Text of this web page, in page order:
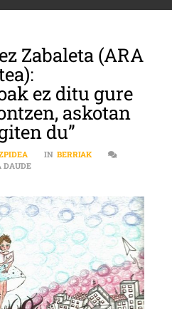
Zabaleta (ARA
ez ditu gure
askotan
du”
IN BERRIAK
DAUDEJONE FERNANDEZ ZABALETA (ARA